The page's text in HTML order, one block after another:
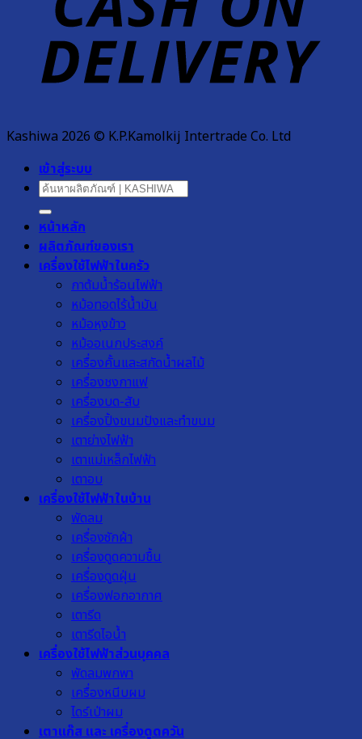
Kashiwa 2026 © K.P.Kamolkij Intertrade Co. Ltd
เข้าสู่ระบบ
ค้นหา:
หน้าหลัก
ผลิตภัณฑ์ของเรา
เครื่องใช้ไฟฟ้าในครัว
กาต้มน้ำร้อนไฟฟ้า
หม้อทอดไร้น้ำมัน
หม้อหุงข้าว
หม้ออเนกประสงค์
เครื่องคั้นและสกัดน้ำผลไม้
เครื่องชงกาแฟ
เครื่องบด-สับ
เครื่องปิ้งขนมปังและทำขนม
เตาย่างไฟฟ้า
เตาแม่เหล็กไฟฟ้า
เตาอบ
เครื่องใช้ไฟฟ้าในบ้าน
พัดลม
เครื่องซักผ้า
เครื่องดูดความชื้น
เครื่องดูดฝุ่น
เครื่องฟอกอากาศ
เตารีด
เตารีดไอน้ำ
เครื่องใช้ไฟฟ้าส่วนบุคคล
พัดลมพกพา
เครื่องหนีบผม
ไดร์เป่าผม
เตาแก๊ส และ เครื่องดูดควัน